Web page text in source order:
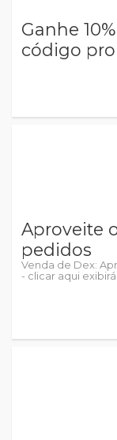
Ganhe
código
Aproveite
pedidos
Venda de Dex:
- clicar aqui